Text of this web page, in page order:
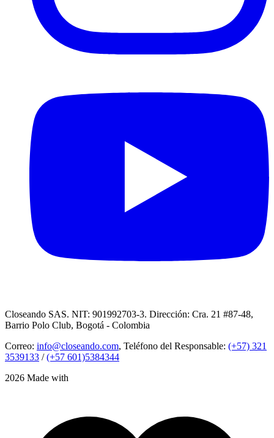
Closeando SAS. NIT: 901992703-3. Dirección: Cra. 21 #87-48,
Barrio Polo Club, Bogotá - Colombia
Correo: info@closeando.com, Teléfono del Responsable: (+57) 321
3539133 /(+57 601)5384344
2026 Made with